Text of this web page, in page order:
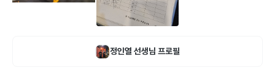
정인열 선생님 프로필